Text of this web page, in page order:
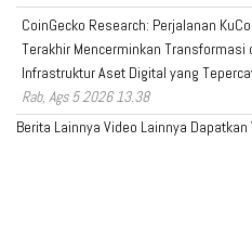
CoinGecko Research: Perjalanan
Terakhir Mencerminkan Transformasi
Infrastruktur Aset Digital yang
Rab, Ags 5 2026 13.38
Berita Lainnya Video Lainnya Dapatkan